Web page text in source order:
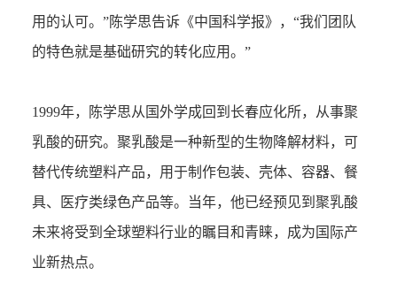
用的认可。”陈学思告诉《中国科学报》，“我们团队
的特色就是基础研究的转化应用。”
1999年，陈学思从国外学成回到长春应化所，从事聚
乳酸的研究。聚乳酸是一种新型的生物降解材料，可
替代传统塑料产品，用于制作包装、壳体、容器、餐
具、医疗类绿色产品等。当年，他已经预见到聚乳酸
未来将受到全球塑料行业的瞩目和青睐，成为国际产
业新热点。